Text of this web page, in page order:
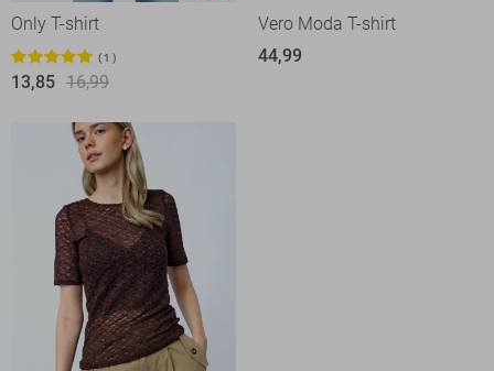
Only T-shirt
1
13,85 16,99
Vero Moda T-shirt
44,99